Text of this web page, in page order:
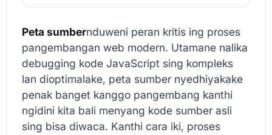
Peta sumbernduweni peran kritis ing proses
pangembangan web modern. Utamane nalika
debugging kode JavaScript sing kompleks
lan dioptimalake, peta sumber nyedhiyakake
penak banget kanggo pangembang kanthi
ngidini kita bali menyang kode sumber asli
sing bisa diwaca. Kanthi cara iki, proses